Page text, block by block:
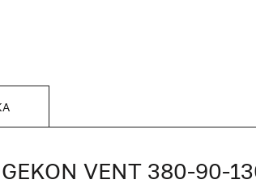
VENT 380-90-